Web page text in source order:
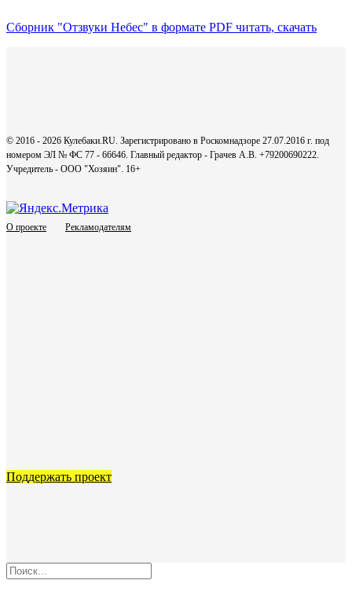
Сборник "Отзвуки Небес" в формате PDF читать, скачать
© 2016 - 2026 Кулебаки.RU. Зарегистрировано в Роскомнадзоре 27.07.2016 г. под
номером ЭЛ № ФС 77 - 66646. Главный редактор - Грачев А.В. +79200690222.
Учредитель - ООО "Хозяин". 16+
О проекте Рекламодателям
Поддержать проект